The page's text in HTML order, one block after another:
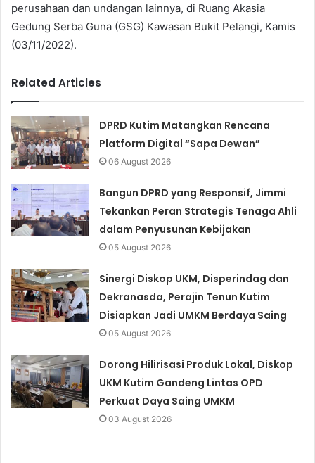
perusahaan dan undangan lainnya, di Ruang Akasia
Gedung Serba Guna (GSG) Kawasan Bukit Pelangi, Kamis
(03/11/2022).
Related Articles
DPRD Kutim Matangkan Rencana
Platform Digital “Sapa Dewan”
06 August 2026
Bangun DPRD yang Responsif, Jimmi
Tekankan Peran Strategis Tenaga Ahli
dalam Penyusunan Kebijakan
05 August 2026
Sinergi Diskop UKM, Disperindag dan
Dekranasda, Perajin Tenun Kutim
Disiapkan Jadi UMKM Berdaya Saing
05 August 2026
Dorong Hilirisasi Produk Lokal, Diskop
UKM Kutim Gandeng Lintas OPD
Perkuat Daya Saing UMKM
03 August 2026